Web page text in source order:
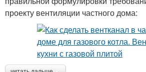
проекту вентиляции частного дома: